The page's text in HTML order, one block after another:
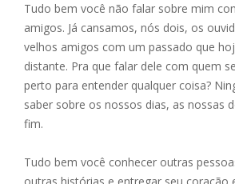
e
b
o
o
ss
e
n
g
ai
l
at
s
A
p
ar
e
Tudo bem você não falar sobre mim
amigos. Já cansamos, nós dois, os
velhos amigos com um passado que
distante. Pra que falar dele com quem
perto para entender qualquer coisa?
saber sobre os nossos dias, as nossas
fim.
Tudo bem você conhecer outras